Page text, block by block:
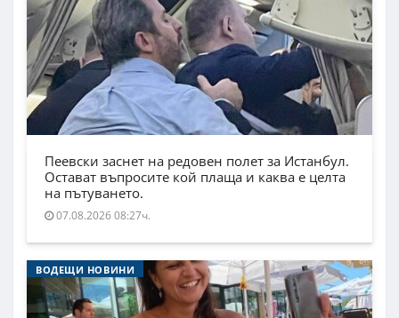
Пеевски заснет на редовен полет за Истанбул.
Остават въпросите кой плаща и каква е целта
на пътуването.
07.08.2026 08:27ч.
ВОДЕЩИ НОВИНИ